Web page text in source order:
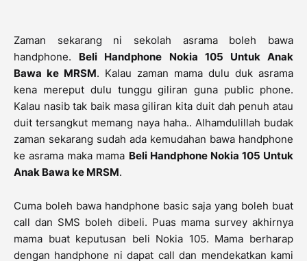
Zaman sekarang ni sekolah asrama boleh bawa
handphone. Beli Handphone Nokia 105 Untuk Anak
Bawa ke MRSM. Kalau zaman mama dulu duk asrama
kena mereput dulu tunggu giliran guna public phone.
Kalau nasib tak baik masa giliran kita duit dah penuh atau
duit tersangkut memang naya haha.. Alhamdulillah budak
zaman sekarang sudah ada kemudahan bawa handphone
ke asrama maka mama Beli Handphone Nokia 105 Untuk
Anak Bawa ke MRSM.
Cuma boleh bawa handphone basic saja yang boleh buat
call dan SMS boleh dibeli. Puas mama survey akhirnya
mama buat keputusan beli Nokia 105. Mama berharap
dengan handphone ni dapat call dan mendekatkan kami